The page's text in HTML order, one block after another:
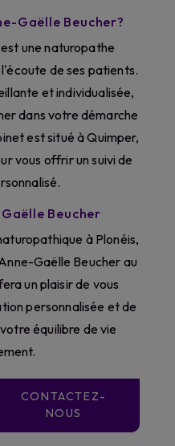
Gaëlle Beucher?
une naturopathe
de ses patients.
et individualisée,
dans votre démarche
est situé à Quimper,
vous offrir un suivi de
Beucher
à Plonéis,
Gaëlle Beucher au
un plaisir de vous
personnalisée et de
équilibre de vie
CONTACTEZ-
NOUS